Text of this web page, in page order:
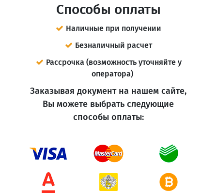
Способы оплаты
Наличные при получении
Безналичный расчет
Рассрочка (возможность уточняйте у
оператора)
Заказывая документ на нашем сайте,
Вы можете выбрать следующие
способы оплаты: